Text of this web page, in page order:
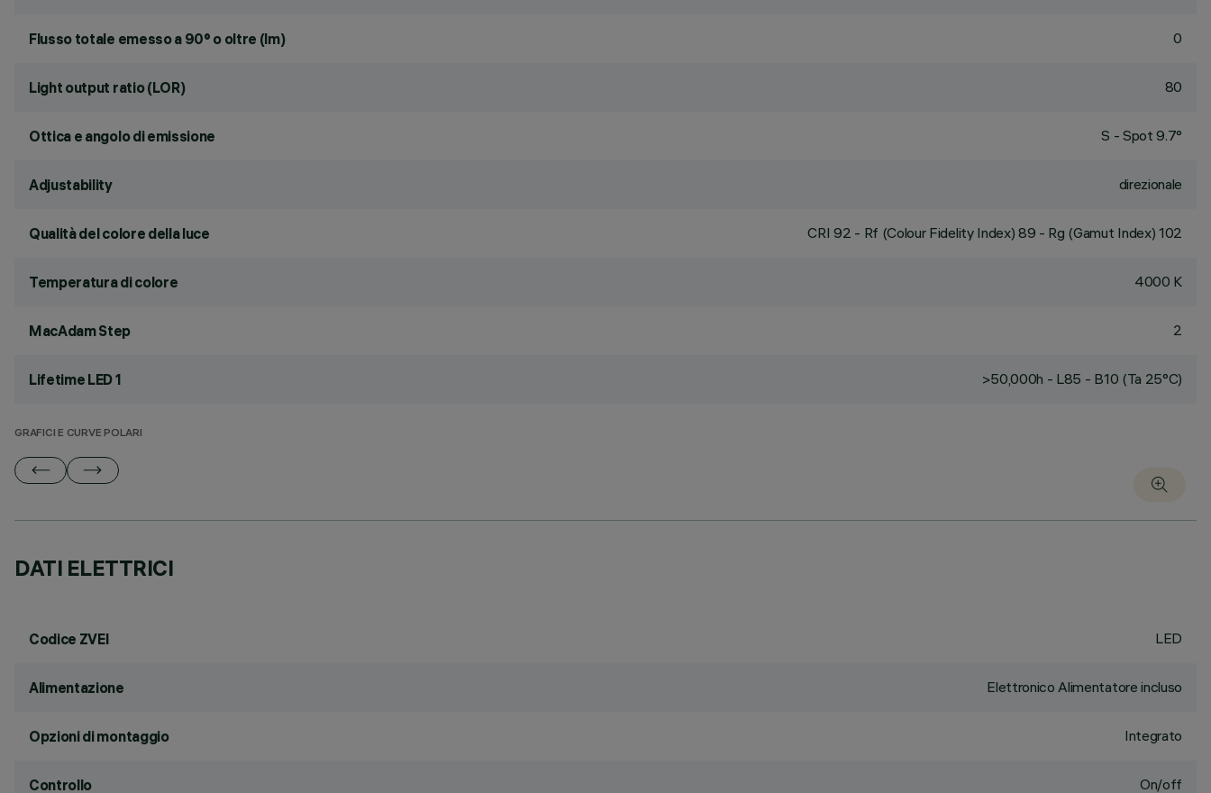
Flusso totale emesso a 90° o oltre (lm) 0
Light output ratio (LOR) 80
Ottica e angolo di emissione S - Spot 9.7°
Adjustability direzionale
Qualità del colore della luce CRI92 - Rf (Colour Fidelity Index) 89 - Rg (Gamut Index) 102
Temperatura di colore 4000 K
MacAdam Step 2
Lifetime LED 1 >50,000h - L85 - B10 (Ta 25°C)
GRAFICI E CURVE POLARI
DATI ELETTRICI
Codice ZVEI LED
Alimentazione Elettronico Alimentatore incluso
Opzioni di montaggio Integrato
Controllo On/off